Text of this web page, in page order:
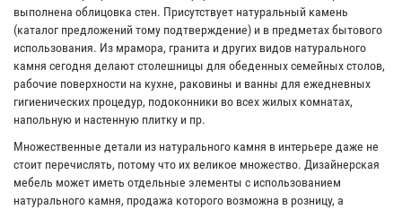
выполнена облицовка стен. Присутствует натуральный камень
(каталог предложений тому подтверждение) и в предметах бытового
использования. Из мрамора, гранита и других видов натурального
камня сегодня делают столешницы для обеденных семейных столов,
рабочие поверхности на кухне, раковины и ванны для ежедневных
гигиенических процедур, подоконники во всех жилых комнатах,
напольную и настенную плитку и пр.
Множественные детали из натурального камня в интерьере даже не
стоит перечислять, потому что их великое множество. Дизайнерская
мебель может иметь отдельные элементы с использованием
натурального камня, продажа которого возможна в розницу, а